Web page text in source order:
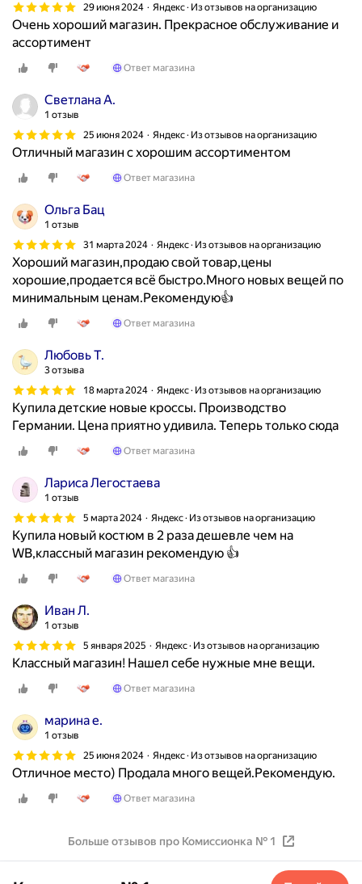
в
ы
з
л
г
о
к
в
а
и
(
о
и
х
л
о
о
29 июня 2024
Яндекс · Из отзывов на организацию
Очень хороший магазин. Прекрасное обслуживание и
ассортимент
Ответ магазина
Светлана А.
1 отзыв
25 июня 2024
Яндекс · Из отзывов на организацию
Отличный магазин с хорошим ассортиментом
Ответ магазина
Ольга Бац
1 отзыв
31 марта 2024
Яндекс · Из отзывов на организацию
Хороший магазин,продаю свой товар,цены
хорошие,продается всё быстро.Много новых вещей по
минимальным ценам.Рекомендую👍
Ответ магазина
Любовь Т.
3 отзыва
18 марта 2024
Яндекс · Из отзывов на организацию
Купила детские новые кроссы. Производство
Германии. Цена приятно удивила. Теперь только сюда
Ответ магазина
Лариса Легостаева
1 отзыв
5 марта 2024
Яндекс · Из отзывов на организацию
Купила новый костюм в 2 раза дешевле чем на
WB,классный магазин рекомендую 👍
Ответ магазина
Иван Л.
1 отзыв
5 января 2025
Яндекс · Из отзывов на организацию
Классный магазин! Нашел себе нужные мне вещи.
Ответ магазина
марина е.
1 отзыв
25 июня 2024
Яндекс · Из отзывов на организацию
Отличное место) Продала много вещей.Рекомендую.
Ответ магазина
Больше отзывов про Комиссионка № 1